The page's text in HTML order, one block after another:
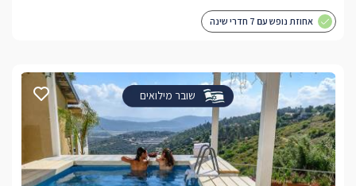
אחוזת נופש עם 7 חדרי שינה
שובר מילואים